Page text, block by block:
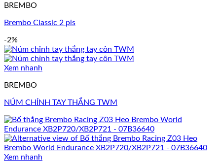
BREMBO
Brembo Classic 2 pis
-2%
Xem nhanh
BREMBO
NÚM CHỈNH TAY THẮNG TWM
Xem nhanh